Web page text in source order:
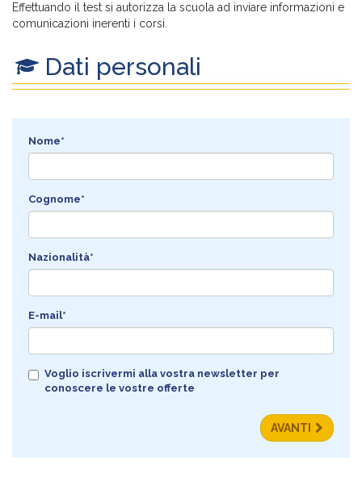
Effettuando il test si autorizza la scuola ad inviare informazioni e
comunicazioni inerenti i corsi.
Dati personali
Nome*
Cognome*
Nazionalità*
E-mail*
Voglio iscrivermi alla vostra newsletter per
conoscere le vostre offerte
AVANTI